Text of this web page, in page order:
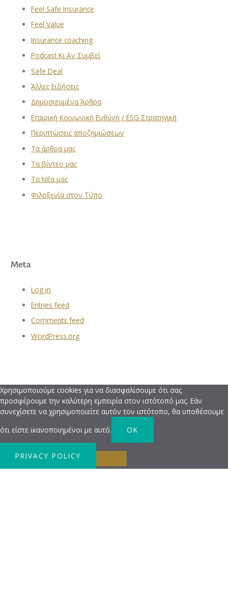
Feel Safe Insurance
Feel Value
Insurance coaching
Podcast Κι Αν Συμβεί
Safe Deal
Άλλες Ειδήσεις
Δημοσιευμένα Άρθρα
Εταιρική Κοινωνική Ευθύνη / ESG Στρατηγική
Περιπτώσεις αποζημιώσεων
Τα άρθρα μας
Τα βίντεο μας
Τα Νέα μας
Φιλοξενία στον Τύπο
Meta
Log in
Entries feed
Comments feed
WordPress.org
Χρησιμοποιούμε cookies για να διασφαλίσουμε ότι σας
προσφέρουμε την καλύτερη εμπειρία στον ιστότοπό μας. Εάν
συνεχίσετε να χρησιμοποιείτε αυτόν τον ιστότοπο, θα υποθέσουμε
ότι είστε ικανοποιημένοι με αυτό.
OK
PRIVACY POLICY